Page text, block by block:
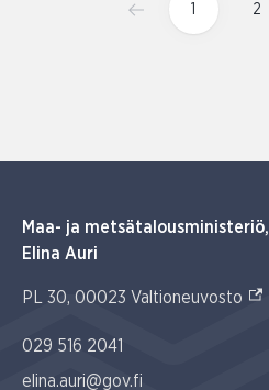
1 2
Maa- ja
Elina Auri
PL 30, 00023 Valtioneuvosto
029 516 2041
elina.auri@gov.fi